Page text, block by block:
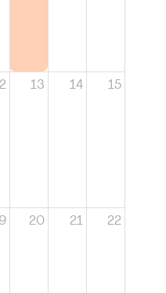
13 14 15
20 21 22